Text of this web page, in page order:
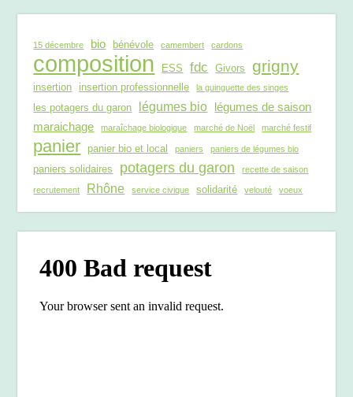
15 décembre bio bénévole camembert cardons
composition ESS fdc Givors grigny
insertion insertion professionnelle la guinguette des singes
les potagers du garon légumes bio légumes de saison
maraichage
maraîchage biologique marché de Noël marché festif
panier panier bio et local paniers paniers de légumes bio
paniers solidaires potagers du garon recette de saison
recrutement Rhône service civique solidarité velouté voeux